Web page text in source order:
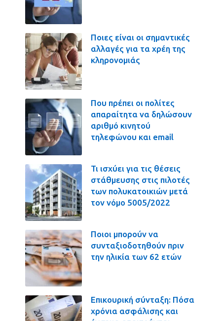
Ποιες είναι οι σημαντικές
αλλαγές για τα χρέη της
κληρονομιάς
Που πρέπει οι πολίτες
απαραίτητα να δηλώσουν
αριθμό κινητού
τηλεφώνου και email
Τι ισχύει για τις θέσεις
στάθμευσης στις πιλοτές
των πολυκατοικιών μετά
τον νόμο 5005/2022
Ποιοι μπορούν να
συνταξιοδοτηθούν πριν
την ηλικία των 62 ετών
Επικουρική σύνταξη: Πόσα
χρόνια ασφάλισης και